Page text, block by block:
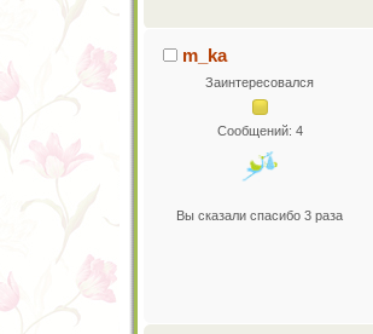
m_ka
Заинтересовался
Сообщений: 4
Вы сказали спасибо 3 раза